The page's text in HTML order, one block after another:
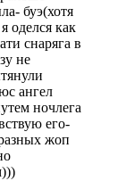
буэ(хотя
оделся как
снаряга в
не
ангел
ночлега
его-
жоп